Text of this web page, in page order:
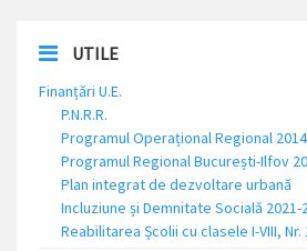
UTILE
Finanțări U.E.
P.N.R.R.
Programul Operațional Regional
Programul Regional București-Ilfov
Plan integrat de dezvoltare urbană
Incluziune și Demnitate Socială 2021-
Reabilitarea Școlii cu clasele I-VIII, Nr.